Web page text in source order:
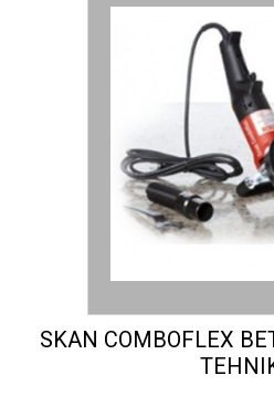
SKAN COMBOFLEX